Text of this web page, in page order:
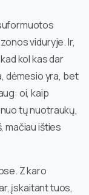
viduryje. Ir,
kol kas dar
dėmesio yra, bet
oi, kaip
tų nuotraukų,
mačiau išties
Z karo
įskaitant tuos,